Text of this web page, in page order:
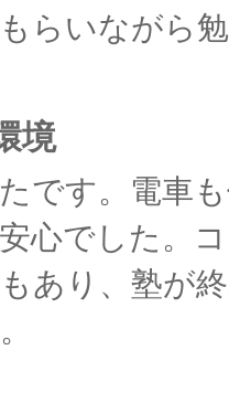
らいながら
境
です。電車
心でした。
あり、塾が